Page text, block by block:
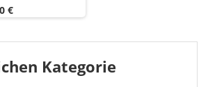
€
Kategorie